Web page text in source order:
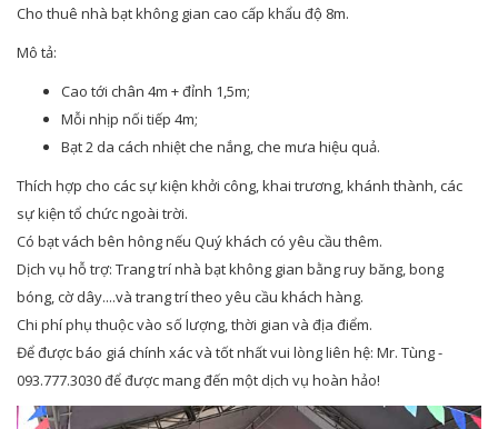
Cho thuê nhà bạt không gian cao cấp khẩu độ 8m.
Mô tả:
Cao tới chân 4m + đỉnh 1,5m;
Mỗi nhịp nối tiếp 4m;
Bạt 2 da cách nhiệt che nắng, che mưa hiệu quả.
Thích hợp cho các sự kiện khởi công, khai trương, khánh thành, các
sự kiện tổ chức ngoài trời.
Có bạt vách bên hông nếu Quý khách có yêu cầu thêm.
Dịch vụ hỗ trợ: Trang trí nhà bạt không gian bằng ruy băng, bong
bóng, cờ dây....và trang trí theo yêu cầu khách hàng.
Chi phí phụ thuộc vào số lượng, thời gian và địa điểm.
Để được báo giá chính xác và tốt nhất vui lòng liên hệ: Mr. Tùng -
093.777.3030 để được mang đến một dịch vụ hoàn hảo!